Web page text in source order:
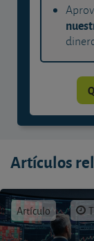
Artículos
Artículo